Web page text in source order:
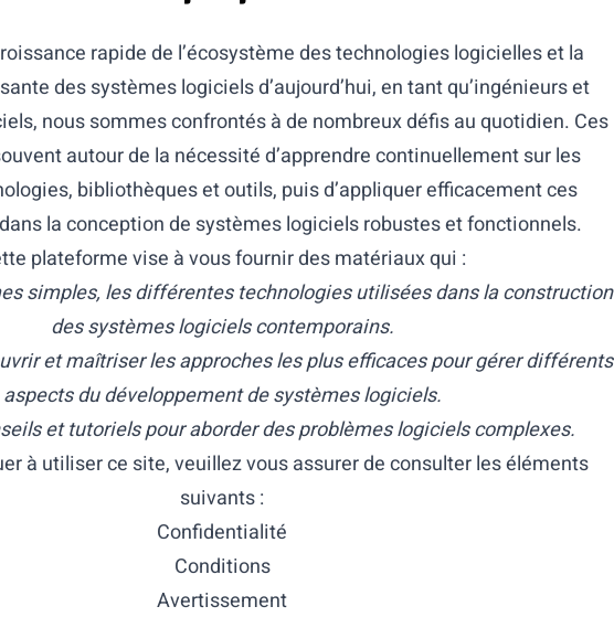
rapide de l’écosystème des technologies logicielles et la
des systèmes logiciels d’aujourd’hui, en tant qu’ingénieurs et
nous sommes confrontés à de nombreux défis au quotidien. Ces
autour de la nécessité d’apprendre continuellement sur les
bibliothèques et outils, puis d’appliquer efficacement ces
la conception de systèmes logiciels robustes et fonctionnels.
plateforme vise à vous fournir des matériaux qui :
simples, les différentes technologies utilisées dans la construction
des systèmes logiciels contemporains.
et maîtriser les approches les plus efficaces pour gérer différents
aspects du développement de systèmes logiciels.
et tutoriels pour aborder des problèmes logiciels complexes.
à utiliser ce site, veuillez vous assurer de consulter les éléments
suivants :
Confidentialité
Conditions
Avertissement